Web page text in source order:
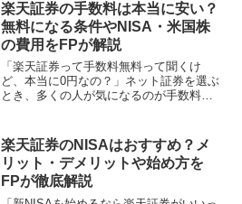
楽天証券の手数料は本当に安い？
無料になる条件やNISA・米国株
の費用をFPが解説
「楽天証券って手数料無料って聞くけ
ど、本当に0円なの？」ネット証券を選ぶ
とき、多くの人が気になるのが手数料で
新NISAなら国内株・米国株・投資信託も
売買手数料無料とな...
楽天証券のNISAはおすすめ？メ
リット・デメリットや始め方を
FPが徹底解説